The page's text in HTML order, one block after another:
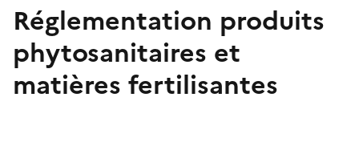
Réglementation produits
phytosanitaires et
matières fertilisantes